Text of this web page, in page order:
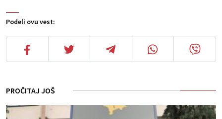
Podeli ovu vest:
PROČITAJ JOŠ